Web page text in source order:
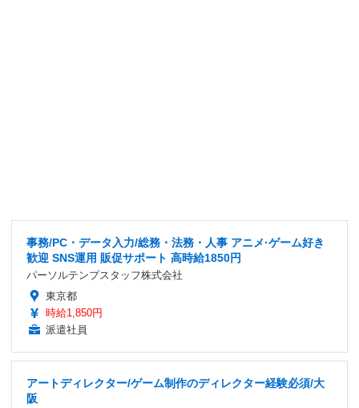
事務/PC・データ入力/総務・法務・人事 アニメ·ゲーム好き
歓迎 SNS運用 販促サポート 高時給1850円
パーソルテンプスタッフ株式会社
東京都
時給1,850円
派遣社員
アートディレクター/ゲーム制作のディレクター経験必須/大
阪